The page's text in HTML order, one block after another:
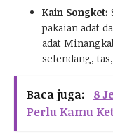
Kain Songket:
pakaian adat
adat
selendang,
Baca juga:
8
Perlu Kamu